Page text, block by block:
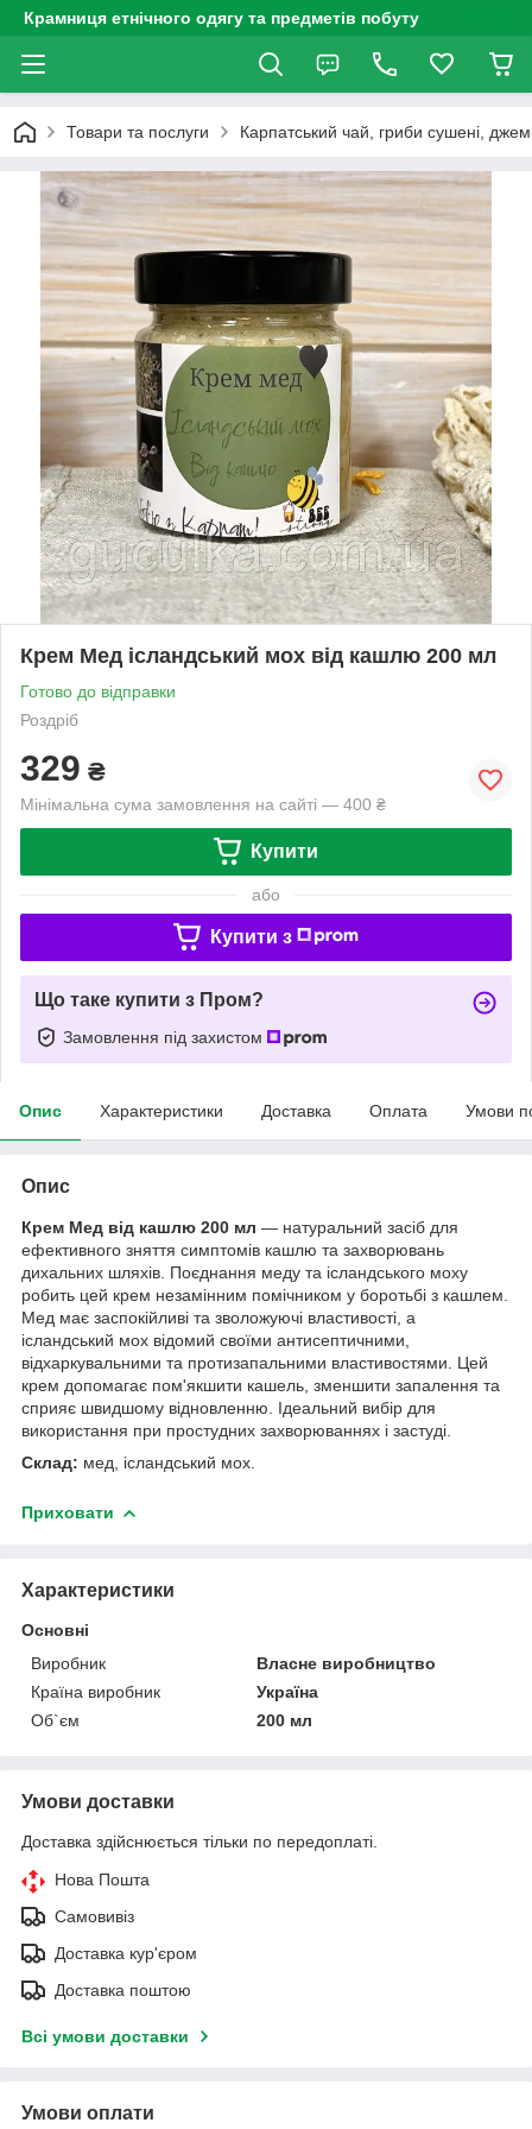
Крамниця етнічного одягу та предметів побуту
Товари та послуги Карпатський чай, гриби сушені,
Крем Мед ісландський мох від кашлю 200 мл
Готово до відправки
Роздріб
329 ₴
Мінімальна сума замовлення на сайті — 400 ₴
Купити
або
Купити з
Що таке купити з Пром?
Замовлення під захистом
Опис Характеристики Доставка Оплата Умови
Опис
Крем Мед від кашлю 200 мл — натуральний засіб для
ефективного зняття симптомів кашлю та захворювань
дихальних шляхів. Поєднання меду та ісландського моху
робить цей крем незамінним помічником у боротьбі з кашлем.
Мед має заспокійливі та зволожуючі властивості, а
ісландський мох відомий своїми антисептичними,
відхаркувальними та протизапальними властивостями. Цей
крем допомагає пом'якшити кашель, зменшити запалення та
сприяє швидшому відновленню. Ідеальний вибір для
використання при простудних захворюваннях і застуді.
Склад: мед, ісландський мох.
Приховати
Характеристики
Основні
Виробник
Власне виробництво
Країна виробник
Україна
Об`єм
200 мл
Умови доставки
Доставка здійснюється тільки по передоплаті.
Нова Пошта
Самовивіз
Доставка кур'єром
Доставка поштою
Всі умови доставки
Умови оплати